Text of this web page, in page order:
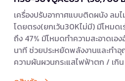
เครื่องปรับอากาศแบบติดผนัง ลมไ
โดยตรง(ยกเว้น30Kไม่มี) มีโหมดเ
ถึง 47% มีโหมดทำความสะอาดเอ
นาที ช่วยประหยัดพลังงานและทำ
ความผันผวนกระแสไฟฟ้าตก / เกิน